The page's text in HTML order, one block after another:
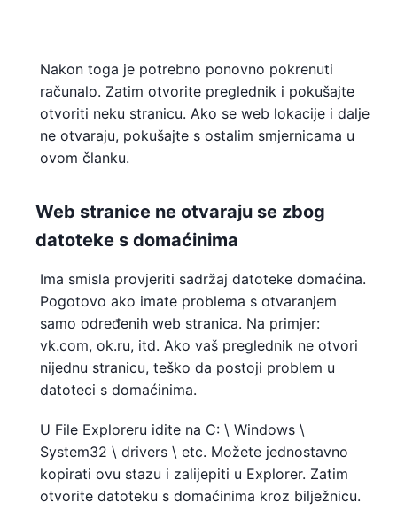
Nakon toga je potrebno ponovno pokrenuti
računalo. Zatim otvorite preglednik i pokušajte
otvoriti neku stranicu. Ako se web lokacije i dalje
ne otvaraju, pokušajte s ostalim smjernicama u
ovom članku.
Web stranice ne otvaraju se zbog
datoteke s domaćinima
Ima smisla provjeriti sadržaj datoteke domaćina.
Pogotovo ako imate problema s otvaranjem
samo određenih web stranica. Na primjer:
vk.com, ok.ru, itd. Ako vaš preglednik ne otvori
nijednu stranicu, teško da postoji problem u
datoteci s domaćinima.
U File Exploreru idite na C: \ Windows \
System32 \ drivers \ etc. Možete jednostavno
kopirati ovu stazu i zalijepiti u Explorer. Zatim
otvorite datoteku s domaćinima kroz bilježnicu.